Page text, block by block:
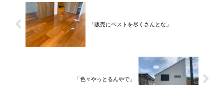
「販売にベストを尽くさんとな」
「色々やっとるんやで」